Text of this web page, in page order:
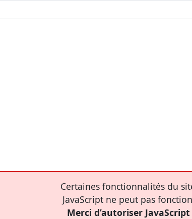
Certaines fonctionnalités du
JavaScript ne peut pas
Merci d’autoriser